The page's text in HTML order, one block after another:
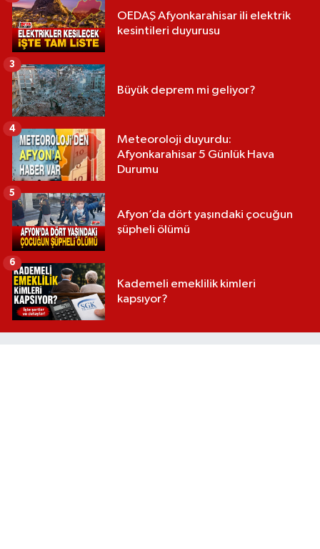
OEDAŞ Afyonkarahisar ili elektrik
kesintileri duyurusu
Büyük deprem mi geliyor?
3
Meteoroloji duyurdu:
Afyonkarahisar 5 Günlük Hava
Durumu
4
Afyon’da dört yaşındaki çocuğun
şüpheli ölümü
5
Kademeli emeklilik kimleri
kapsıyor?
6